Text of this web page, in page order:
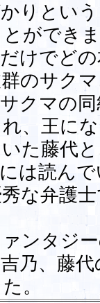
りとい
ができ
けでど
のサク
クマの
、王に
た藤代
は読ん
な弁護
ンタジー
乃、藤
。